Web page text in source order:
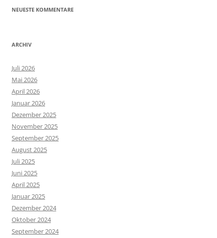
NEUESTE KOMMENTARE
ARCHIV
Juli 2026
Mai 2026
April 2026
Januar 2026
Dezember 2025
November 2025
September 2025
August 2025
Juli 2025
Juni 2025
April 2025
Januar 2025
Dezember 2024
Oktober 2024
September 2024